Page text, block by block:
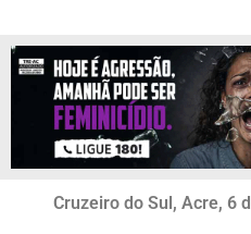
Cruzeiro do Sul, Acre, 6